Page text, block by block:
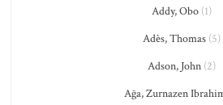
Addy, Obo (1)
Adès, Thomas (5)
Adson, John (2)
Ağa, Zurnazen